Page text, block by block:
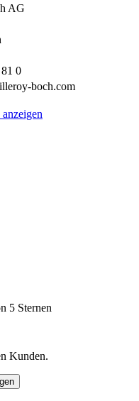
AG
0
boch.com
5 Sternen
Kunden.